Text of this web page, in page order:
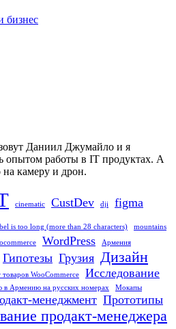
бизнес
Даниил Джумайло и я
опытом работы в IT продуктах. А
камеру и дрон.
cinematic CustDev dji figma
is too long (more than 28 characters) mountains
WordPress Армения
Гипотезы Грузия Дизайн
WooCommerce Исследование
в Армению на русских номерах
Мокапы
менеджмент Прототипы
продакт-менеджера